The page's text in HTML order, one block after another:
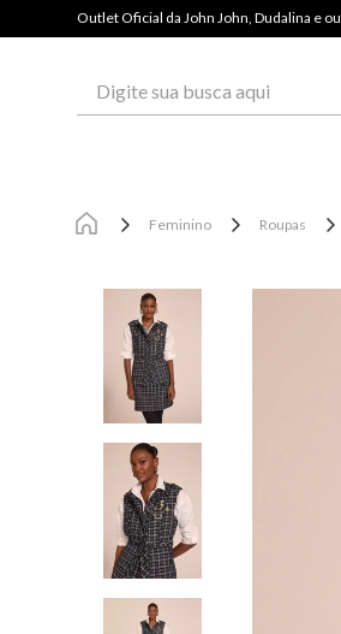
Outlet Oficial da John John, Dudalina e
Feminino Roupas